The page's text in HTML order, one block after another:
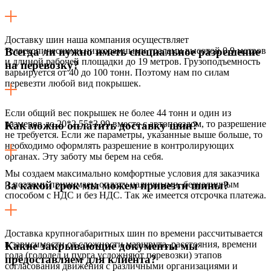
Доставку шин наша компания осуществляет
телескопическими низкорамными тралами высотой 0,9 метров
и длиной рабочей площадки до 19 метров. Грузоподъемность
варьируется от 40 до 100 тонн. Поэтому нам по силам
перевезти любой вид покрышек.
Всегда ли нужно иметь специальное разрешение
на перевозку?
Если общий вес покрышек не более 44 тонн и один из
размеров до 20*2,55*3,99 вместе с автопоездом, то разрешение
не требуется. Если же параметры, указанные выше больше, то
необходимо оформлять разрешение в контролирующих
органах. Эту заботу мы берем на себя.
Как можно оплатить доставку шин?
Мы создаем максимально комфортные условия для заказчика
и поэтому принимаем оплату наличными, безналичным
способом с НДС и без НДС. Так же имеется отсрочка платежа.
За какой срок мы можем привезти шины?
Доставка крупногабаритных шин по времени рассчитывается
в зависимости от сложности маршрута, расстояния, времени
года (гололед и пурга усложняют перевозки) этапов
согласования движения с различными организациями и
Какие закрывающие документы мы
предоставляем для клиента?